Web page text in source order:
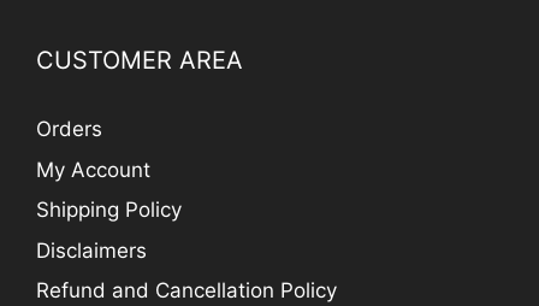
CUSTOMER AREA
Orders
My Account
Shipping Policy
Disclaimers
Refund and Cancellation Policy